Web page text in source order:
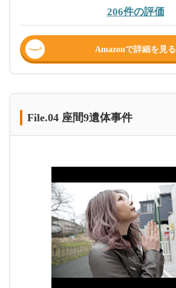
206件の評価
Amazonで詳細を見る
File.04 座間9遺体事件